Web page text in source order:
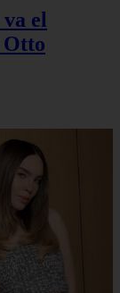
el
Otto